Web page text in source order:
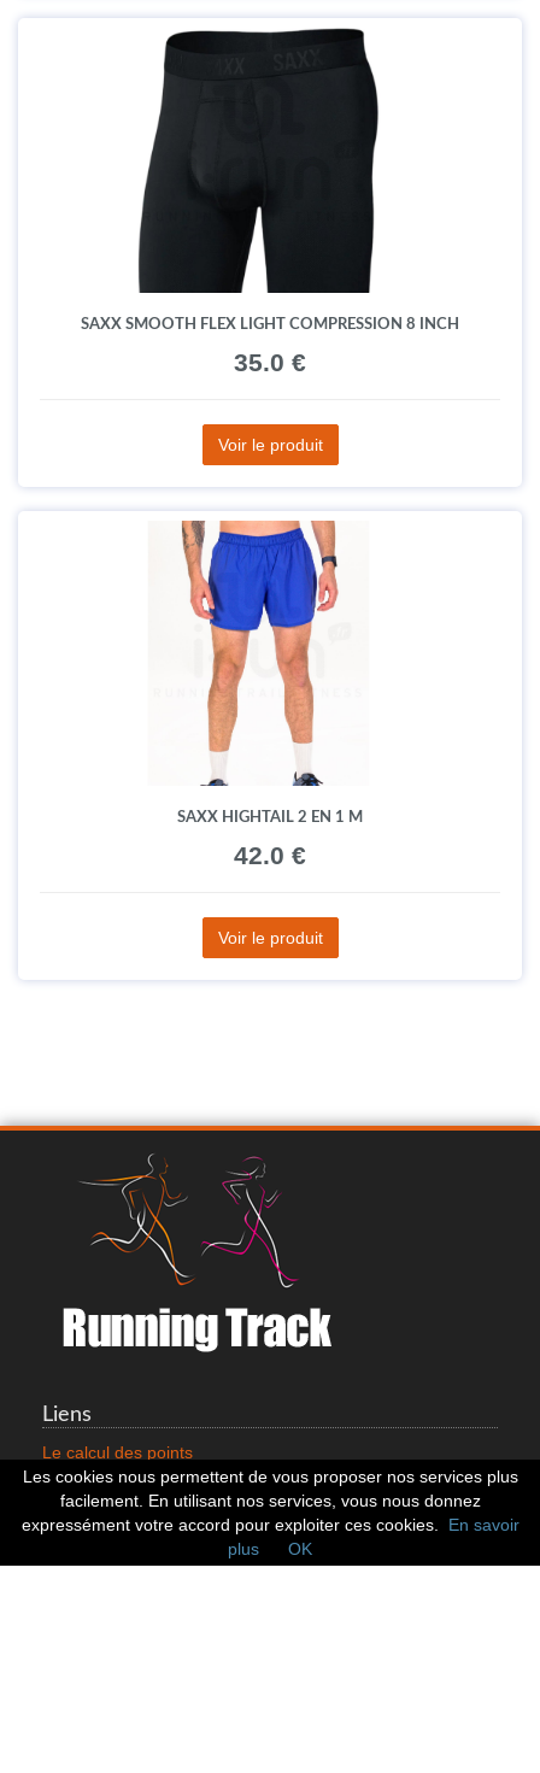
SAXX SMOOTH FLEX LIGHT COMPRESSION 8 INCH
35.0 €
Voir le produit
SAXX HIGHTAIL 2 EN 1 M
42.0 €
Voir le produit
Liens
Le calcul des points
Mentions légales
Nous contacter
Cookies
Statistiques
Les cookies nous permettent de vous proposer nos services plus
facilement. En utilisant nos services, vous nous donnez
expressément votre accord pour exploiter ces cookies.
En savoir
plus
OK